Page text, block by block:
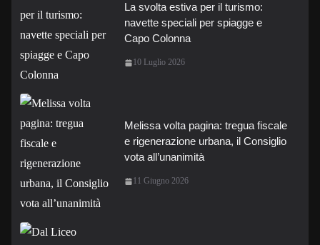
La svolta estiva per il turismo:
navette speciali per spiagge e
Capo Colonna
10 Luglio 2026
Melissa volta pagina: tregua fiscale
e rigenerazione urbana, il Consiglio
vota all’unanimità
11 Giugno 2026